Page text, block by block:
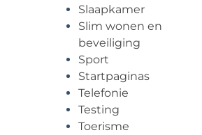
Slaapkamer
Slim wonen en
beveiliging
Sport
Startpaginas
Telefonie
Testing
Toerisme